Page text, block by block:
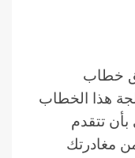
خطاب
هذا الخطاب
تتقدم
من مغادرتك